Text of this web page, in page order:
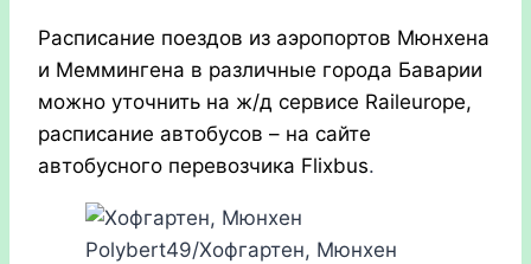
Расписание поездов из аэропортов Мюнхена
и Меммингена в различные города Баварии
можно уточнить на ж/д сервисе Raileurope,
расписание автобусов – на сайте
автобусного перевозчика Flixbus.
Polybert49/Хофгартен, Мюнхен